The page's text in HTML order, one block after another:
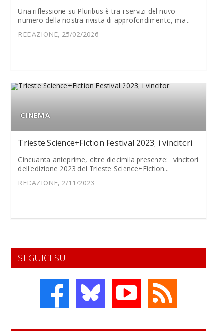
Una riflessione su Pluribus è tra i servizi del nuvo
numero della nostra rivista di approfondimento, ma...
REDAZIONE, 25/02/2026
CINEMA
Trieste Science+Fiction Festival 2023, i vincitori
Cinquanta anteprime, oltre diecimila presenze: i vincitori
dell'edizione 2023 del Trieste Science+Fiction...
REDAZIONE, 2/11/2023
SEGUICI SU